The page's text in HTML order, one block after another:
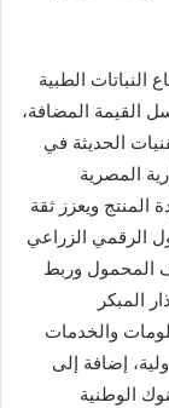
النباتات الطبية
القيمة المضافة،
الحديثة في
المصرية
المنتج ويعزز ثقة
الرقمي الزراعي
المحمول وربط
المبكر
والخدمات
إضافة إلى
الوطنية